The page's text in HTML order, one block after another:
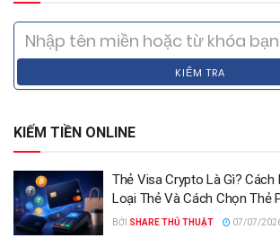
KIỂM TRA
KIẾM TIỀN ONLINE
Thẻ Visa Crypto Là Gì?
Loại Thẻ Và Cách Chọn Thẻ
BỞI SHARE THỦ THUẬT 07/07/